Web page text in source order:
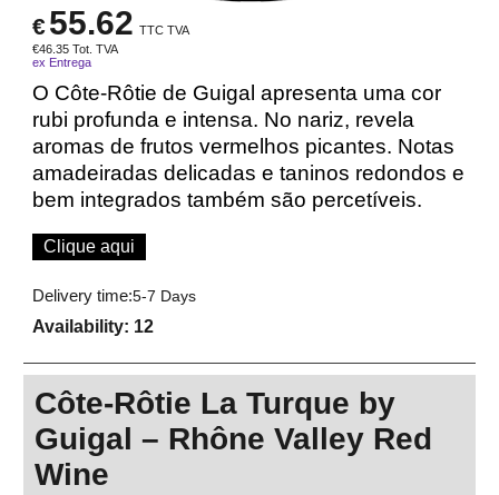
€55.62 TTC TVA
€46.35 Tot. TVA
ex Entrega
O Côte-Rôtie de Guigal apresenta uma cor
rubi profunda e intensa. No nariz, revela
aromas de frutos vermelhos picantes. Notas
amadeiradas delicadas e taninos redondos e
bem integrados também são percetíveis.
Clique aqui
Delivery time:5-7 Days
Availability: 12
Côte-Rôtie La Turque by
Guigal – Rhône Valley Red
Wine